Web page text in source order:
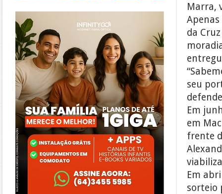
Marra,
da
seu
Em
em
frente
Em
sorteio
https://www.infinitygo.com.br/